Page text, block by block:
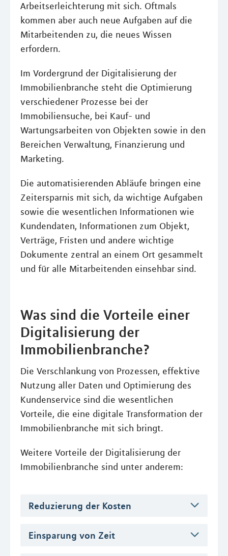
Arbeitserleichterung mit sich. Oftmals
kommen aber auch neue Aufgaben auf die
Mitarbeitenden zu, die neues Wissen
erfordern.
Im Vordergrund der Digitalisierung der
Immobilienbranche steht die Optimierung
verschiedener Prozesse bei der
Immobiliensuche, bei Kauf- und
Wartungsarbeiten von Objekten sowie in den
Bereichen Verwaltung, Finanzierung und
Marketing.
Die automatisierenden Abläufe bringen eine
Zeitersparnis mit sich, da wichtige Aufgaben
sowie die wesentlichen Informationen wie
Kundendaten, Informationen zum Objekt,
Verträge, Fristen und andere wichtige
Dokumente zentral an einem Ort gesammelt
und für alle Mitarbeitenden einsehbar sind.
Was sind die Vorteile einer
Digitalisierung der
Immobilienbranche?
Die Verschlankung von Prozessen, effektive
Nutzung aller Daten und Optimierung des
Kundenservice sind die wesentlichen
Vorteile, die eine digitale Transformation der
Immobilienbranche mit sich bringt.
Weitere Vorteile der Digitalisierung der
Immobilienbranche sind unter anderem:
Reduzierung der Kosten
Einsparung von Zeit